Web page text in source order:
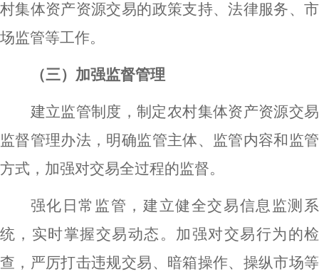
村集体资产资源交易的政策支持、法律服务、市
场监管等工作。
（三）加强监督管理
建立监管制度，制定农村集体资产资源交易
监督管理办法，明确监管主体、监管内容和监管
方式，加强对交易全过程的监督。
强化日常监管，建立健全交易信息监测系
统，实时掌握交易动态。加强对交易行为的检
查，严厉打击违规交易、暗箱操作、操纵市场等